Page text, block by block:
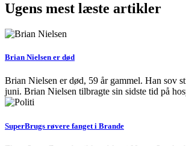
Ugens mest læste artikler
Brian Nielsen er død
Brian Nielsen er død, 59 år gammel. Han sov
juni. Brian Nielsen tilbragte sin sidste tid på
SuperBrugs røvere fanget i Brande